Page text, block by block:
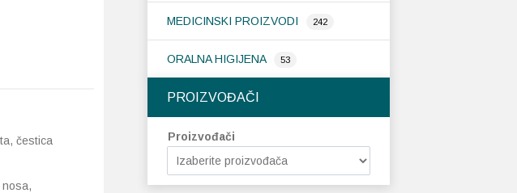
MEDICINSKI PROIZVODI 242
ORALNA HIGIJENA 53
PROIZVOĐAČI
Proizvođači
čestica
nosa,